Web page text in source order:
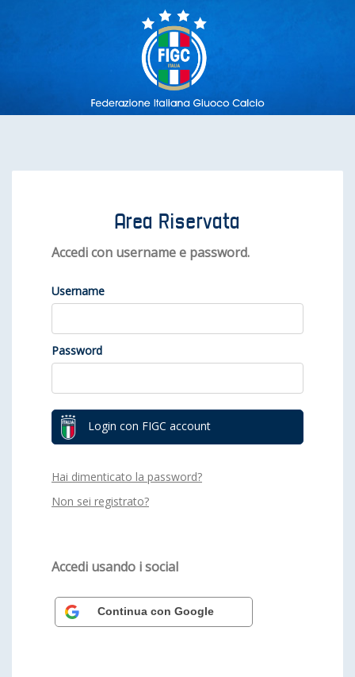
Area Riservata
Accedi con username e password.
Username
Password
Login con FIGC account
Hai dimenticato la password?
Non sei registrato?
Accedi usando i social
Continua con Google